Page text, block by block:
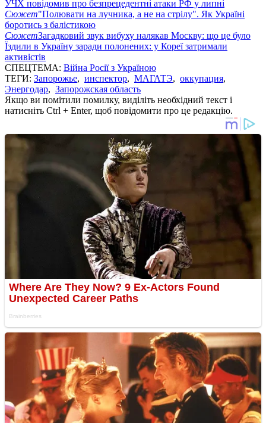
УЧХ повідомив про безпрецедентні атаки РФ у липні
Сюжет"Полювати на лучника, а не на стрілу". Як Україні
боротись з балістикою
СюжетЗагадковий звук вибуху налякав Москву: що це було
Їздили в Україну заради полонених: у Кореї затримали
активістів
СПЕЦТЕМА: Війна Росії з Україною
ТЕГИ: Запорожье, инспектор, МАГАТЭ, оккупация,
Энергодар, Запорожская область
Якщо ви помітили помилку, виділіть необхідний текст і
натисніть Ctrl + Enter, щоб повідомити про це редакцію.